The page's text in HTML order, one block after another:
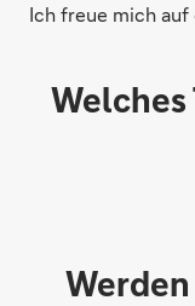
Ich freue mich auf
Werden